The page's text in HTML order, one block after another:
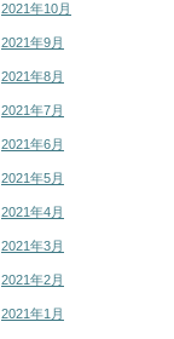
2021年10月
2021年9月
2021年8月
2021年7月
2021年6月
2021年5月
2021年4月
2021年3月
2021年2月
2021年1月